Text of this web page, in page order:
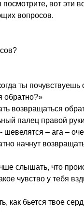
вот эти
вопросов.
ты
обратно?»
возвращаться
палец правой
шевелятся – ага –
начнут
слышать, что
чувство у тебя
как бьется твое